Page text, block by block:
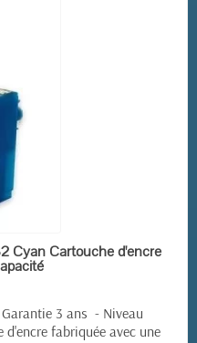
Cyan Cartouche d'encre
3 ans - Niveau
fabriquée avec une